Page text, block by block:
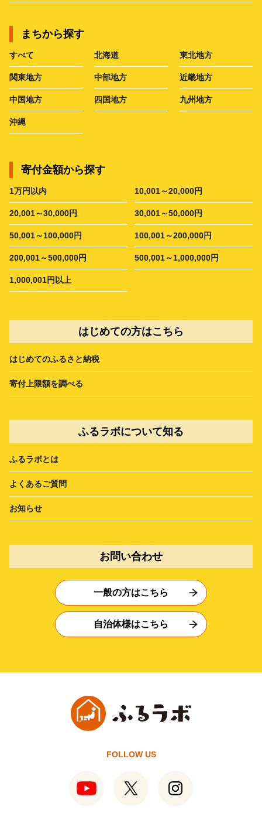
まちから探す
すべて 北海道 東北地方
関東地方 中部地方 近畿地方
中国地方 四国地方 九州地方
沖縄
寄付金額から探す
1万円以内 10,001～20,000円
20,001～30,000円 30,001～50,000円
50,001～100,000円 100,001～200,000円
200,001～500,000円 500,001～1,000,000円
1,000,001円以上
はじめての方はこちら
はじめてのふるさと納税
寄付上限額を調べる
ふるラボについて知る
ふるラボとは
よくあるご質問
お知らせ
お問い合わせ
一般の方はこちら
自治体様はこちら
FOLLOW US